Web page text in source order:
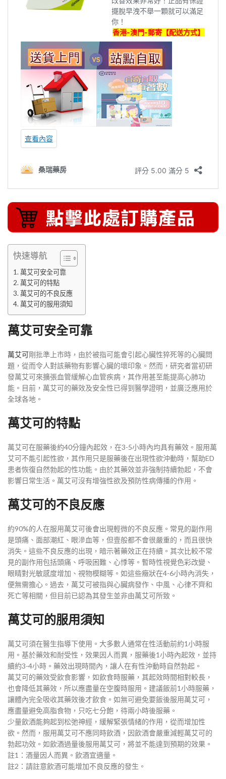
快速導航
萬艾可安全可靠
萬艾可的特點
萬艾可的不良反應
萬艾可的服用須知
萬艾可安全可靠
萬艾可剛批準上市時，由於被指可能會引起心臟性猝死等的心臟問
題，從而令人對該藥物有影響心臟的壞印象。然而，研究者當初研
發萬艾可來擴張血管緩解心血管疾病，其作用甚至能提高心肺功
能。目前，萬艾可的藥效及安全性已得到醫學證明，並廣泛應用於
全球各地。
萬艾可的特點
萬艾可在服藥後約40分鐘內起效，在3-5小時內均具有藥效。服用萬
艾可不能引起性欲，其作用只是服藥後在出現性欲沖動時，幫助ED
患者恢復自然勃起的性功能。由於其藥效並非強制持續勃起，不會
影響日常生活。萬艾可沒有增強性欲及預防性病傳播的作用。
萬艾可的不良反應
約90%的人在服用萬艾可後會出現輕微的不良反應。常見的副作用
是頭痛、面部潮紅、眼滲血等，但壹般都不會很嚴重的，而且很快
消失。這些不良反應的出現，暗示著藥效正在持續。其次比較不常
見的副作用包括頭痛、呼吸困難、心悸等。暫時性視覺色彩改變、
眼睛對光敏感度增加、視物模糊等。如這些癥狀在4-6小時內消失，
便無需擔心。過去，萬艾可被指與心臟病發作、中風、心律不齊和
死亡等相關，但目前已認為其發生並非由萬艾可所致。
萬艾可的服用須知
萬艾可須在醫生指導下使用。大多數人通常在性活動前約1小時服
用。基於藥效和耐受性，效果因人而異，服藥後1小時內起效，並持
續約3-4小時。藥效出現時間內，讓人在有性沖動時自然勃起。
萬艾可的藥效受飲食影響，如飲食時服藥，其起效時間相對較長，
也會降低其藥效，所以應盡量在空腹時服用。建議飯前1小時服藥，
讓體內完全吸收其藥效後才飲食。如無可避免要飯後服用萬艾可，
應盡量避免高脂食物，只吃七分飽，待兩小時後服藥。
少量飲酒能夠起到松弛神經，緩解緊張情緒的作用，從而增加性
欲。然而，服用萬艾可不應同時飲酒，因飲酒會嚴重減輕萬艾可的
勃起功效。如飲酒過量後服用萬艾可，將並不能達到預期的效果。
註1：酒量因人而異。飲酒宜適量。
註2：請註意飲酒可能增加不良反應的發生。